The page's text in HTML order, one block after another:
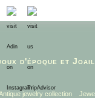
d'époque et
jewelry collection